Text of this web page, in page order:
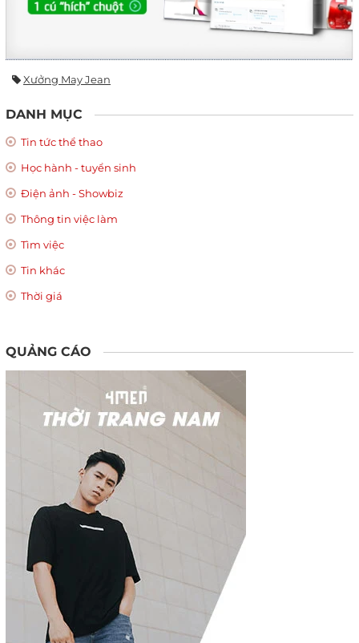
Xưởng May Jean
DANH MỤC
Tin tức thể thao
Học hành - tuyển sinh
Điện ảnh - Showbiz
Thông tin việc làm
Tìm việc
Tin khác
Thời giá
QUẢNG CÁO